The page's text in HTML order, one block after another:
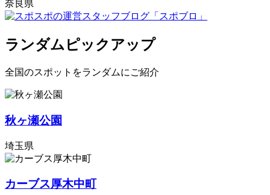
奈良県
ランダムピックアップ
全国のスポットをランダムにご紹介
秋ヶ瀬公園
埼玉県
カーブス厚木中町